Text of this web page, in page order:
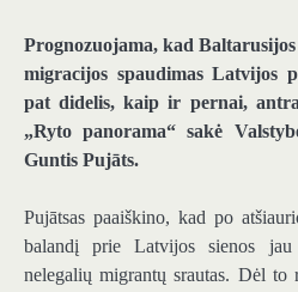
Prognozuojama, kad
migracijos spaudimas Latvijos
pat didelis, kaip ir pernai,
„Ryto panorama“ sakė
Guntis Pujāts.
Pujātsas paaiškino, kad po
balandį prie Latvijos sienos jau
nelegalių migrantų srautas. Dėl